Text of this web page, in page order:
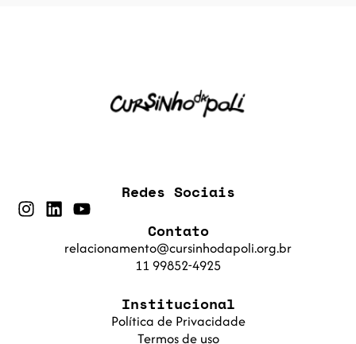
Institucional
Política de Privacidade
Termos de uso
Contato
relacionamento@cursinhodapoli.org.br
11 99852-4925
Redes Sociais